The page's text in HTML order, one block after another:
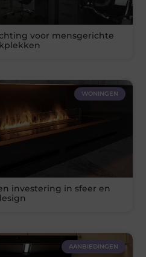
voor mensgerichte
WONINGEN
investering in sfeer en
AANBIEDINGEN